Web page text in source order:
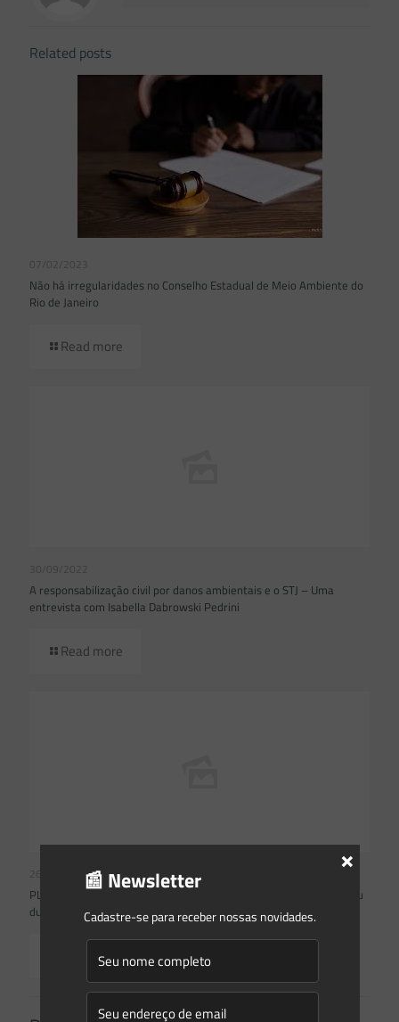
Related posts
07/02/2023
Não há irregularidades no Conselho Estadual de Meio Ambiente do
Rio de Janeiro
Read more
30/09/2022
A responsabilização civil por danos ambientais e o STJ – Uma
entrevista com Isabella Dabrowski Pedrini
Read more
26/05/2021
PL da Lei Geral do Licenciamento Ambiental: entenda o que mudou
durante a tramitação
Read more
📰 Newsletter
Cadastre-se para receber nossas novidades.
×